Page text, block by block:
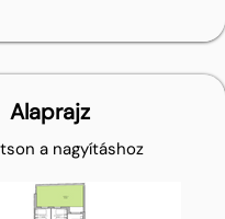
Alaprajz
a nagyításhoz